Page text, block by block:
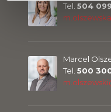
Tel. 504
Marcel
Tel. 500